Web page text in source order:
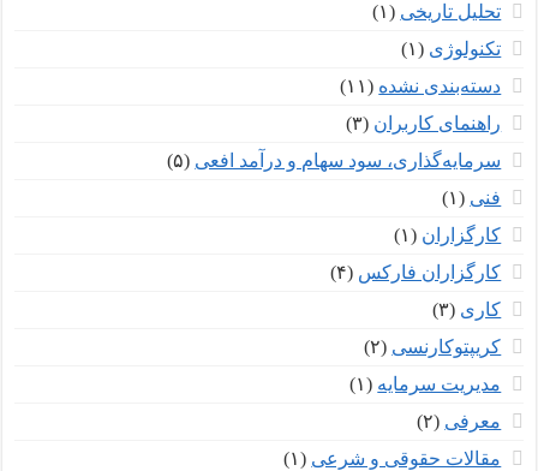
تحلیل تاریخی (۱)
تکنولوژی (۱)
دسته‌بندی نشده (۱۱)
راهنمای کاربران (۳)
سرمایه‌گذاری، سود سهام و درآمد افعی (۵)
فنی (۱)
کارگزاران (۱)
کارگزاران فارکس (۴)
کاری (۳)
کریپتوکارنسی (۲)
مدیریت سرمایه (۱)
معرفی (۲)
مقالات حقوقی و شرعی (۱)